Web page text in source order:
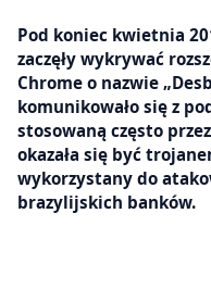
Pod koniec kwietnia
zaczęły wykrywać
Chrome o nazwie
komunikowało się z
stosowaną często
okazała się być
wykorzystany do
brazylijskich banków.